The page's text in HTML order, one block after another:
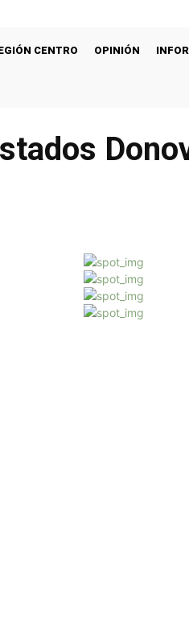
CENTRO OPINIÓN